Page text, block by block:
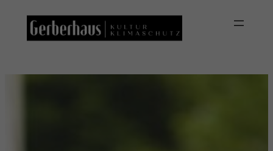
content